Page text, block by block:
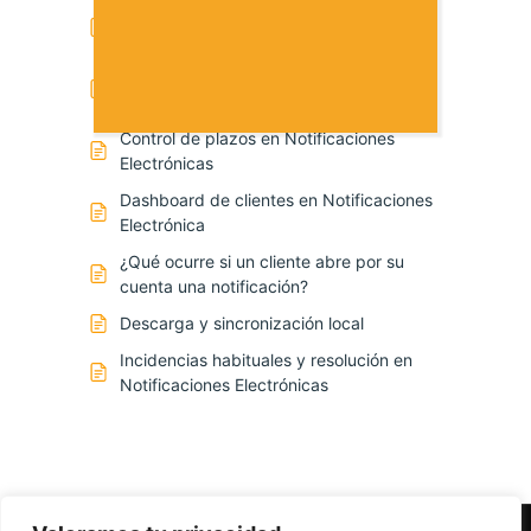
Control de plazos en Notificaciones
Electrónicas
Dashboard de clientes en Notificaciones
Electrónica
¿Qué ocurre si un cliente abre por su
cuenta una notificación?
Descarga y sincronización local
Incidencias habituales y resolución en
Notificaciones Electrónicas